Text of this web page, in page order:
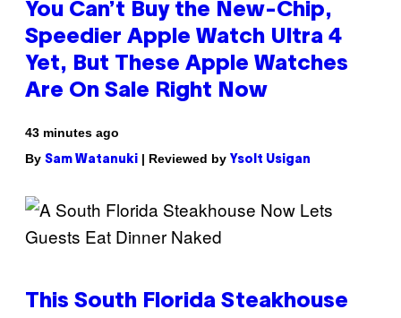
You Can’t Buy the New-Chip,
Speedier Apple Watch Ultra 4
Yet, But These Apple Watches
Are On Sale Right Now
43 minutes ago
By Sam Watanuki | Reviewed by Ysolt Usigan
This South Florida Steakhouse